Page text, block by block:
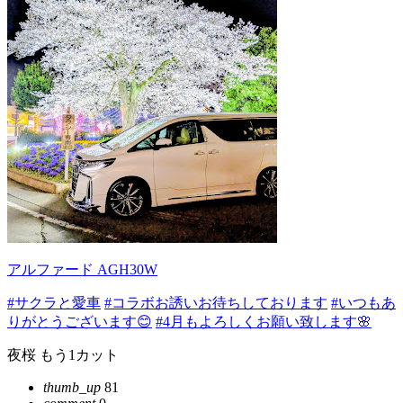
アルファード AGH30W
#サクラと愛車 #コラボお誘いお待ちしております #いつもあ
りがとうございます😊 #4月もよろしくお願い致します🌸
夜桜 もう1カット
thumb_up 81